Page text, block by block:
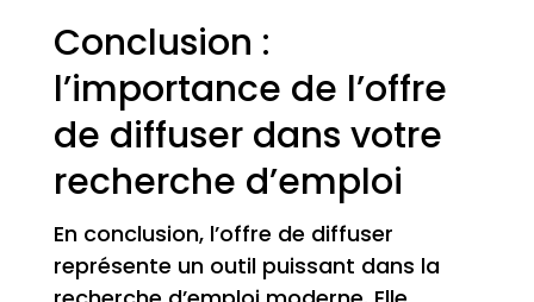
Conclusion :
l’importance de l’offre
de diffuser dans votre
recherche d’emploi
En conclusion, l’offre de diffuser
représente un outil puissant dans la